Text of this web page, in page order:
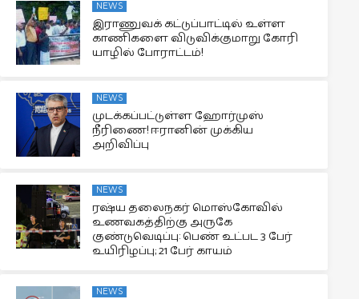
NEWS
இராணுவக் கட்டுப்பாட்டில் உள்ள
காணிகளை விடுவிக்குமாறு கோரி
யாழில் போராட்டம்!
NEWS
முடக்கப்பட்டுள்ள ஹோர்முஸ்
நீரிணை! ஈரானின் முக்கிய
அறிவிப்பு
NEWS
ரஷ்ய தலைநகர் மொஸ்கோவில்
உணவகத்திற்கு அருகே
குண்டுவெடிப்பு: பெண் உட்பட 3 பேர்
உயிரிழப்பு; 21 பேர் காயம்
NEWS